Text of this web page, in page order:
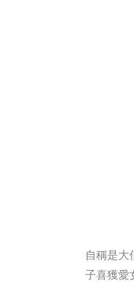
自稱是大
子喜獲愛